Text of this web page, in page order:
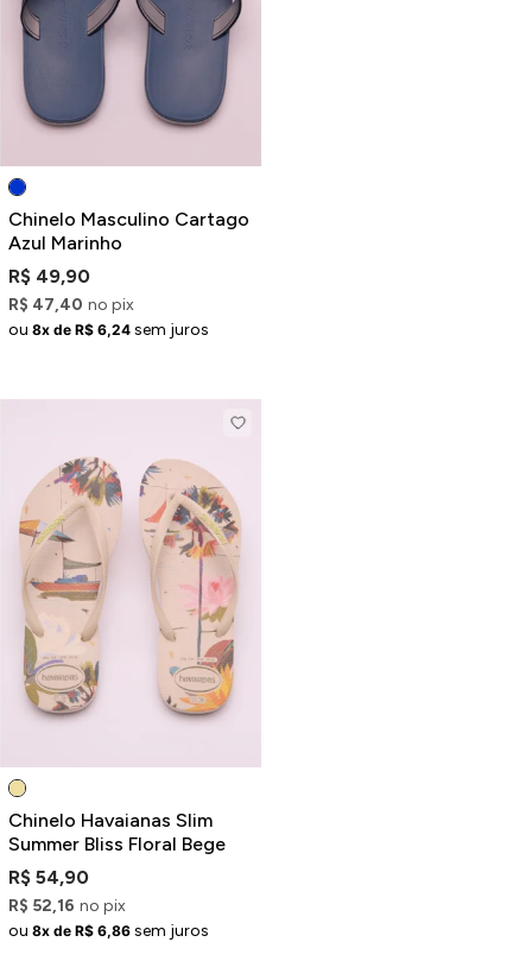
Chinelo Masculino Cartago
Azul Marinho
R$ 49,90
R$ 47,40 no pix
ou 8x de R$ 6,24 sem juros
Chinelo Havaianas Slim
Summer Bliss Floral Bege
R$ 54,90
R$ 52,16 no pix
ou 8x de R$ 6,86 sem juros